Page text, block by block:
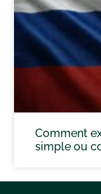
Comment
simple ou